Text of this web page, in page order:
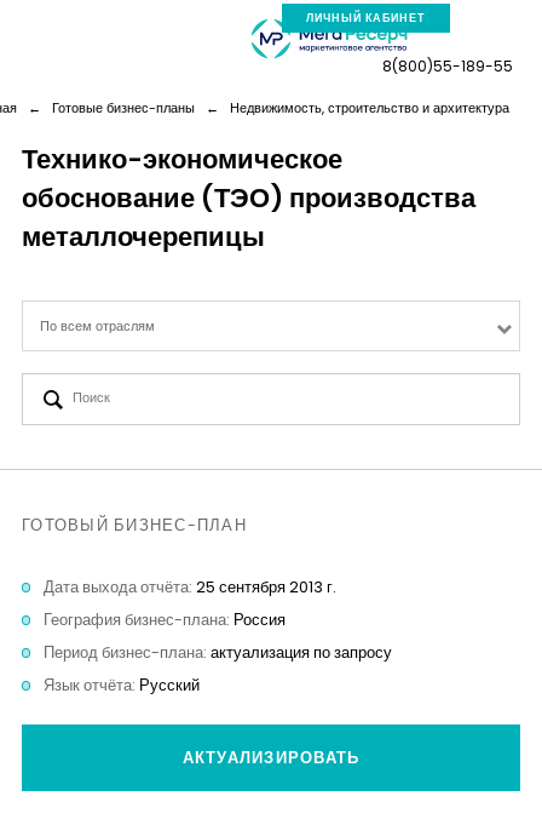
ЛИЧНЫЙ КАБИНЕТ
Компания
Новая реальность
Кейсы
8(800)55-189-55
← Готовые бизнес-планы ← Недвижимость, строительство и архитектура
Технико-экономическое
обоснование (ТЭО) производства
металлочерепицы
По всем отраслям
ГОТОВЫЙ БИЗНЕС-ПЛАН
Дата выхода отчёта: 25 сентября 2013 г.
География бизнес-плана: Россия
Период бизнес-плана: актуализация по запросу
Язык отчёта: Русский
АКТУАЛИЗИРОВАТЬ